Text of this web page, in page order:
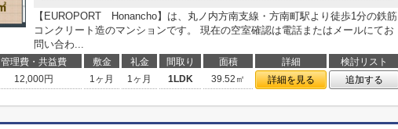
【EUROPORT Honancho】は、丸ノ内方南支線・方南町駅より徒歩1分の鉄筋
コンクリート造のマンションです。 現在の空室確認は電話またはメールにてお
問い合わ...
管理費・共益費 敷金 礼金 間取り 面積 詳細
検討リスト
12,000円 1ヶ月 1ヶ月 1LDK 39.52㎡ 詳細を見る 追加する